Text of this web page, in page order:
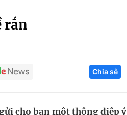
Công nghệ
rắn
Chia sẻ
cho bạn một thông điệp ý